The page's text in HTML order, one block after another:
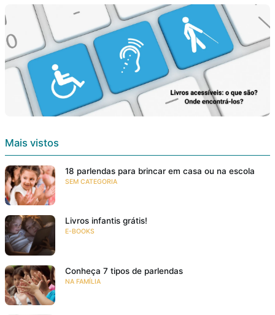
Mais vistos
18 parlendas para brincar em casa ou na escola
SEM CATEGORIA
Livros infantis grátis!
E-BOOKS
Conheça 7 tipos de parlendas
NA FAMÍLIA